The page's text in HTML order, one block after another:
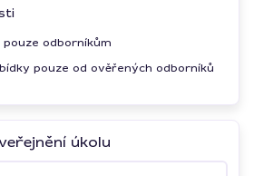
odborníkům
pouze od ověřených odborníků
úkolu